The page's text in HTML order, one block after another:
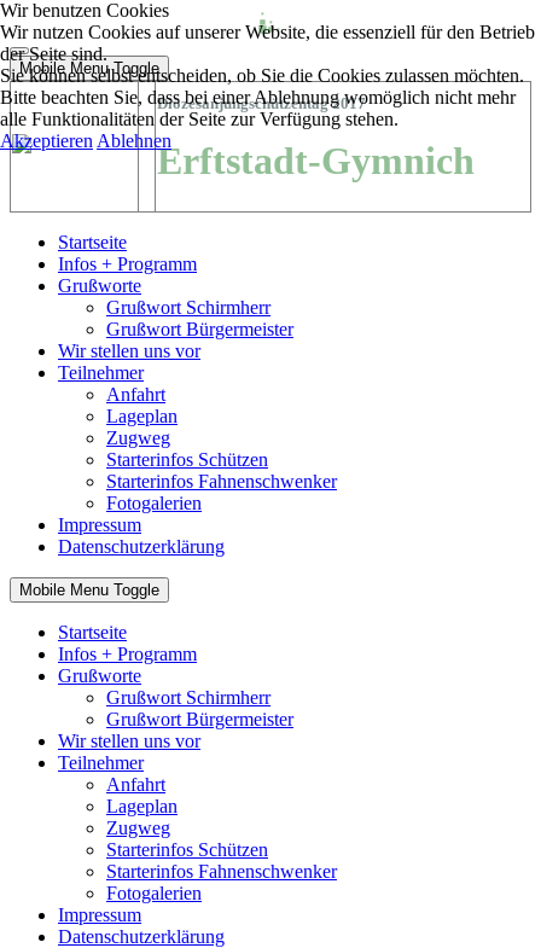
Mobile Menu Toggle
Diözesanjungschützentag 2017
Erftstadt-Gymnich
Startseite
Infos + Programm
Grußworte
Grußwort Schirmherr
Grußwort Bürgermeister
Wir stellen uns vor
Teilnehmer
Anfahrt
Lageplan
Zugweg
Starterinfos Schützen
Starterinfos Fahnenschwenker
Fotogalerien
Impressum
Datenschutzerklärung
Mobile Menu Toggle
Startseite
Infos + Programm
Grußworte
Grußwort Schirmherr
Grußwort Bürgermeister
Wir stellen uns vor
Teilnehmer
Anfahrt
Lageplan
Zugweg
Starterinfos Schützen
Starterinfos Fahnenschwenker
Fotogalerien
Impressum
Datenschutzerklärung
Wir benutzen Cookies
Wir nutzen Cookies auf unserer Website, die essenziell für den Betrieb
der Seite sind.
Sie können selbst entscheiden, ob Sie die Cookies zulassen möchten.
Bitte beachten Sie, dass bei einer Ablehnung womöglich nicht mehr
alle Funktionalitäten der Seite zur Verfügung stehen.
Akzeptieren Ablehnen